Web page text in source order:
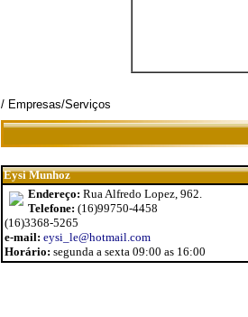
/ Empresas/Serviços
Eysi Munhoz
Endereço: Rua Alfredo Lopez, 962.
Telefone: (16)99750-4458
(16)3368-5265
e-mail: eysi_le@hotmail.com
Horário: segunda a sexta 09:00 as 16:00